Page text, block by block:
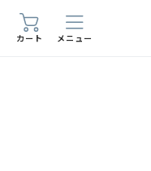
カート メニュー